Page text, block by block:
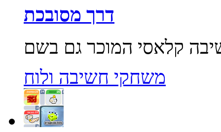
דרך מסובכת
משחקי חשיבה ולוח